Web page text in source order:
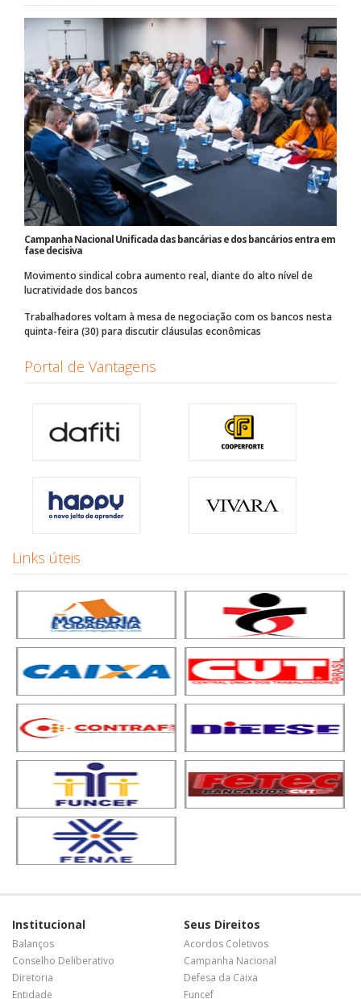
Campanha Nacional Unificada das bancárias e dos bancários entra em
fase decisiva
Movimento sindical cobra aumento real, diante do alto nível de
lucratividade dos bancos
Trabalhadores voltam à mesa de negociação com os bancos nesta
quinta-feira (30) para discutir cláusulas econômicas
Portal de Vantagens
Links úteis
Institucional
Balanços
Conselho Deliberativo
Diretoria
Entidade
Seus Direitos
Acordos Coletivos
Campanha Nacional
Defesa da Caixa
Funcef